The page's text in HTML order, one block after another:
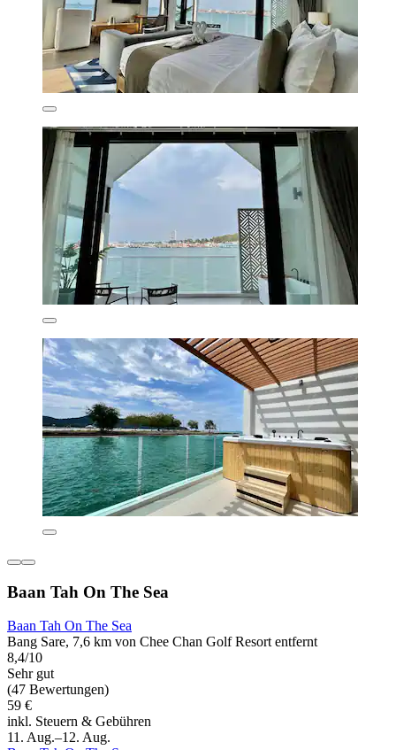
Baan Tah On The Sea
Baan Tah On The Sea
Bang Sare, 7,6 km von Chee Chan Golf Resort entfernt
8,4/10
Sehr gut
(47 Bewertungen)
59 €
inkl. Steuern & Gebühren
11. Aug.–12. Aug.